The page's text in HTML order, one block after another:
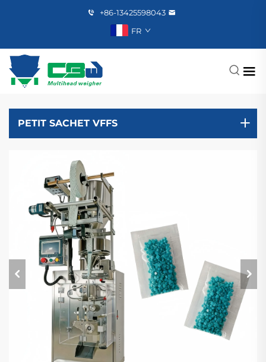
+86-13425598043
FR
PETIT SACHET VFFS